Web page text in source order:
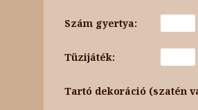
Szám gyertya:
Tüzijáték:
Tartó dekoráció (szatén